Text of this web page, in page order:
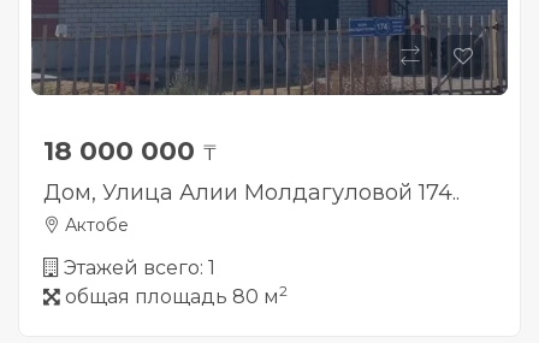
18 000 000 ₸
Дом, Улица Алии Молдагуловой 174..
Актобе
Этажей всего: 1
общая площадь 80 м2